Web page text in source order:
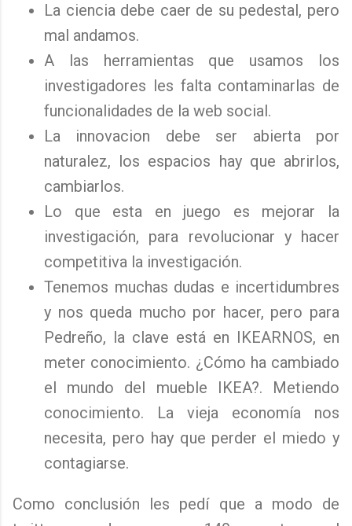
La ciencia debe caer de su pedestal, pero
mal andamos.
A las herramientas que usamos los
investigadores les falta contaminarlas de
funcionalidades de la web social.
La innovacion debe ser abierta por
naturalez, los espacios hay que abrirlos,
cambiarlos.
Lo que esta en juego es mejorar la
investigación, para revolucionar y hacer
competitiva la investigación.
Tenemos muchas dudas e incertidumbres
y nos queda mucho por hacer, pero para
Pedreño, la clave está en IKEARNOS, en
meter conocimiento. ¿Cómo ha cambiado
el mundo del mueble IKEA?. Metiendo
conocimiento. La vieja economía nos
necesita, pero hay que perder el miedo y
contagiarse.
Como conclusión les pedí que a modo de